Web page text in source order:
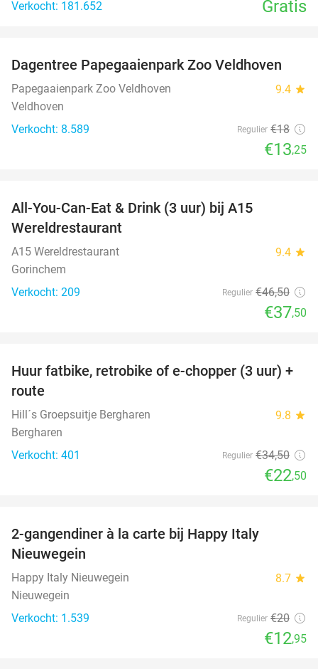
Verkocht: 181.652
Gratis
26%
Dagentree Papegaaienpark Zoo Veldhoven
Papegaaienpark Zoo Veldhoven 9.4 star
Veldhoven
Verkocht: 8.589
Regulier €18
€13,25
All-You-Can-Eat & Drink (3 uur) bij A15
Wereldrestaurant
A15 Wereldrestaurant 9.4 star
Gorinchem
Verkocht: 209
Regulier €46,50
€37,50
35%
Huur fatbike, retrobike of e-chopper (3 uur) +
route
Hill´s Groepsuitje Bergharen 9.8 star
Bergharen
Verkocht: 401
Regulier €34,50
€22,50
2-gangendiner à la carte bij Happy Italy
Nieuwegein
Happy Italy Nieuwegein 8.7 star
Nieuwegein
Verkocht: 1.539
Regulier €20
€12,95